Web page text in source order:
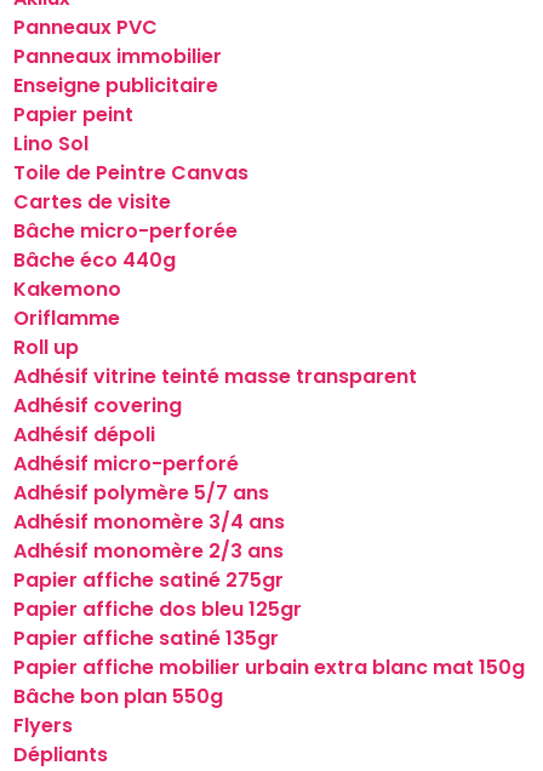
Panneaux PVC
Panneaux immobilier
Enseigne publicitaire
Papier peint
Lino Sol
Toile de Peintre Canvas
Cartes de visite
Bâche micro-perforée
Bâche éco 440g
Kakemono
Oriflamme
Roll up
Adhésif vitrine teinté masse transparent
Adhésif covering
Adhésif dépoli
Adhésif micro-perforé
Adhésif polymère 5/7 ans
Adhésif monomère 3/4 ans
Adhésif monomère 2/3 ans
Papier affiche satiné 275gr
Papier affiche dos bleu 125gr
Papier affiche satiné 135gr
Papier affiche mobilier urbain extra blanc mat 150g
Bâche bon plan 550g
Flyers
Dépliants